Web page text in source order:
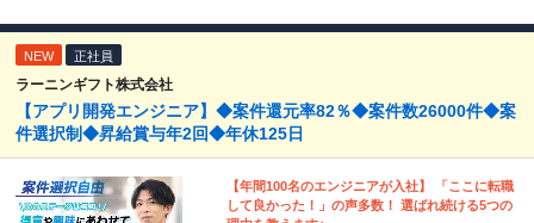
NEW 正社員
ラーニンギフト株式会社
【アプリ開発エンジニア】◆案件還元率82％◆案件数26000件◆案
件選択制◆昇給賞与年2回◆年休125日
【年間100名のエンジニアが入社】 「ここに転職
して良かった！」の声多数！ 選ばれ続ける5つの